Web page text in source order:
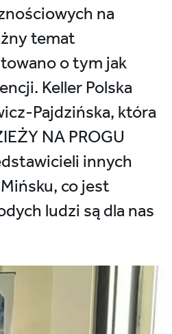
na
temat
o tym jak
Keller Polska
Pajdzińska, która
NA PROGU
innych
co jest
ludzi są dla nas